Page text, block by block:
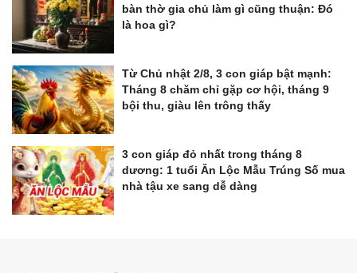
bàn thờ gia chủ làm gì cũng thuận: Đó
là hoa gì?
Từ Chủ nhật 2/8, 3 con giáp bật mạnh:
Tháng 8 chăm chỉ gặp cơ hội, tháng 9
bội thu, giàu lên trông thấy
3 con giáp đỏ nhất trong tháng 8
dương: 1 tuổi Ăn Lộc Mẫu Trúng Số mua
nhà tậu xe sang dễ dàng